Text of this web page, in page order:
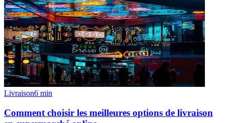
Livraison6 min
Comment choisir les meilleures options de livraison